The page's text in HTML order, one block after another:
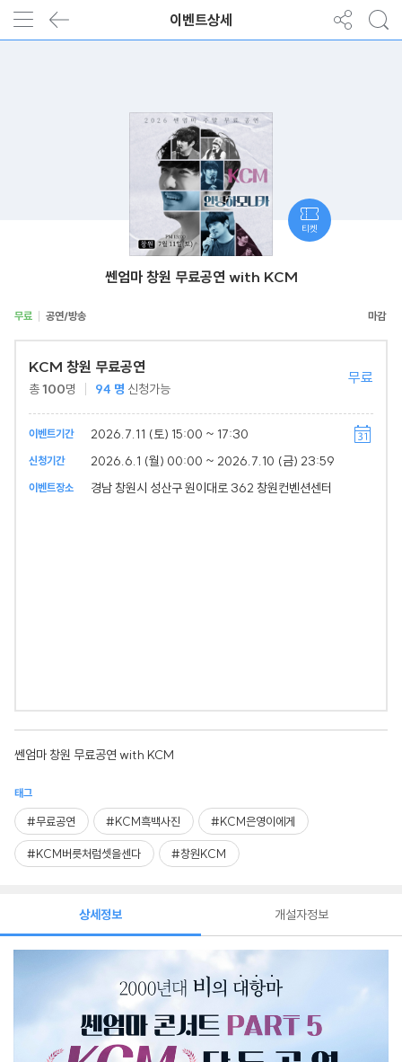
이벤트상세
쎈엄마 창원 무료공연 with KCM
무료 공연/방송
KCM 창원 무료공연
총100명 94 명 신청가능
무료
이벤트기간 2026.7.11 (토) 15:00 ~ 17:30
신청기간 2026.6.1 (월) 00:00 ~ 2026.7.10 (금) 23:59
이벤트장소 경남 창원시 성산구 원이대로 362 창원컨벤션센터
쎈엄마 창원 무료공연 with KCM
태그
#무료공연 #KCM흑백사진 #KCM은영이에게
#KCM버릇처럼셋을센다 #창원KCM
티켓
상세정보 개설자정보